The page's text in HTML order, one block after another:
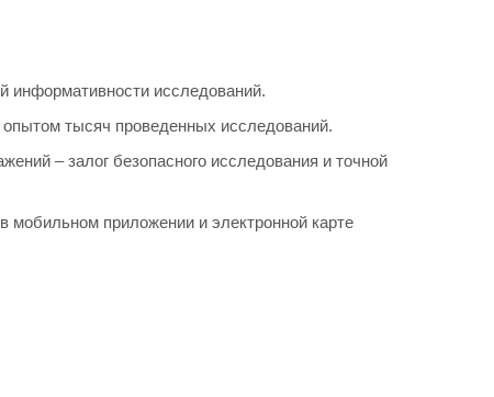
информативности исследований.
тысяч проведенных исследований.
– залог безопасного исследования и точной
мобильном приложении и электронной карте